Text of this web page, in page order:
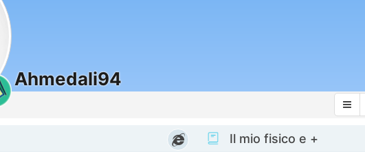
Ahmedali94
Il mio fisico e +